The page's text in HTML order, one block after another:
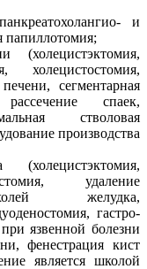
и
папиллотомия;
(холецистэктомия,
холецистостомия,
сегментарная
спаек,
стволовая
производства
удаление
желудка,
гастро-
язвенной болезни
фенестрация кист
является школой